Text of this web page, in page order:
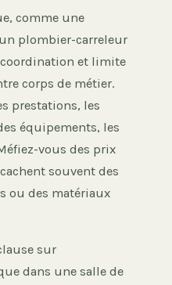
comme une
plombier-carreleur
et limite
corps de métier.
prestations, les
équipements, les
vous des prix
souvent des
ou des matériaux
sur
dans une salle de